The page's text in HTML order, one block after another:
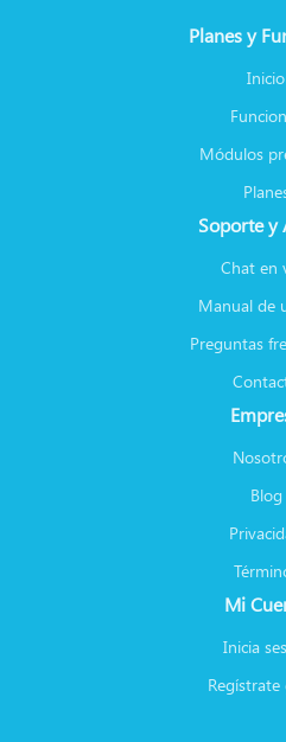
Planes y
Inicio
Módulos
Soporte y
Chat en
Manual de
Preguntas
Blog
Mi
Inicia
Regístrate